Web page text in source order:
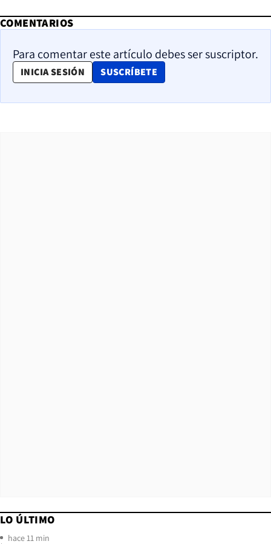
COMENTARIOS
Para comentar este artículo debes ser suscriptor.
INICIA SESIÓN SUSCRÍBETE
OPENS IN NEW WINDOW
LO ÚLTIMO
hace 11 min